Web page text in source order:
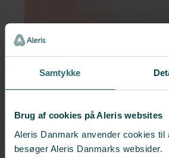
Samtykke
Brug af cookies på Aleris websites
Aleris Danmark anvender cookies til
besøger Aleris Danmarks websider.